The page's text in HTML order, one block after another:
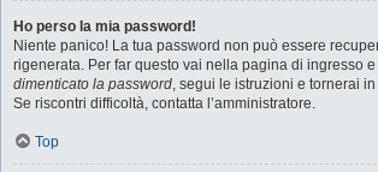
Ho perso la mia password!
Niente panico! La tua password non può essere
rigenerata. Per far questo vai nella pagina di ingresso e
dimenticato la password, segui le istruzioni e tornerai
Se riscontri difficoltà, contatta l’amministratore.
Top